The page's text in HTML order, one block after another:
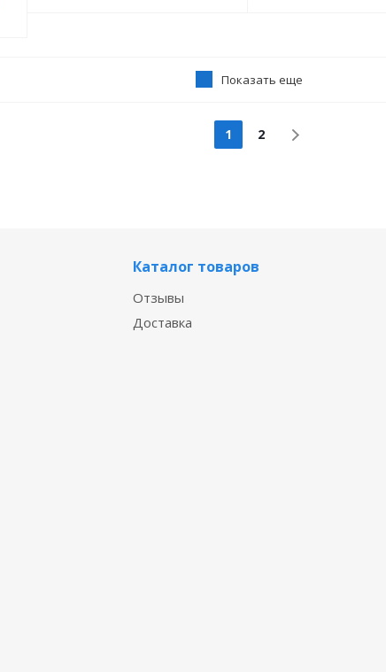
Показать еще
1 2
Каталог товаров
Отзывы
Доставка